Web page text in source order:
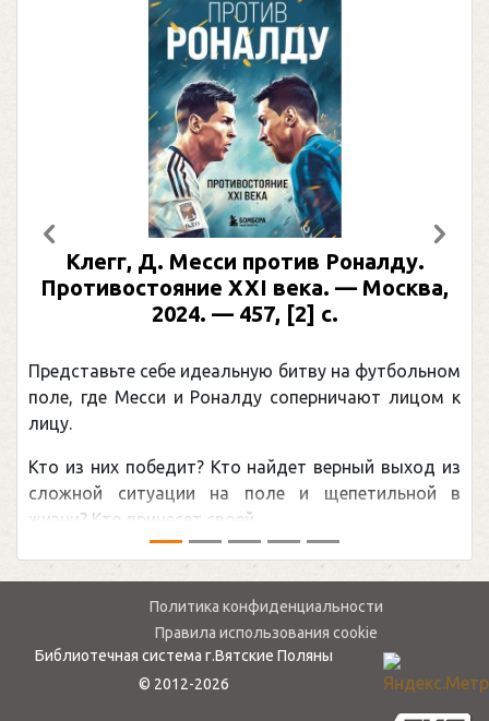
Клегг, Д. Месси против Роналду.
Противостояние XXI века. — Москва,
2024. — 457, [2] с.
Представьте себе идеальную битву на футбольном
поле, где Месси и Роналду соперничают лицом к
лицу.
Кто из них победит? Кто найдет верный выход из
сложной ситуации на поле и щепетильной в
жизни? Кто принесет своей ...
Предыдущий
Политика конфиденциальности
Правила использования cookie
Библиотечная система г.Вятские Поляны
© 2012-2026